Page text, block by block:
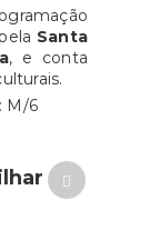
Santa
, e conta
M/6